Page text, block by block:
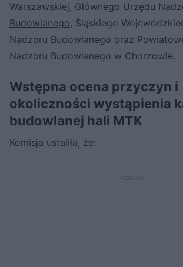
Warszawskiej, Głównego Urzędu
Budowlanego, Śląskiego
Nadzoru Budowlanego oraz
Nadzoru Budowlanego w Chorzowie.
Wstępna ocena przyczyn i
okoliczności wystąpienia
budowlanej hali MTK
Komisja ustaliła, że: